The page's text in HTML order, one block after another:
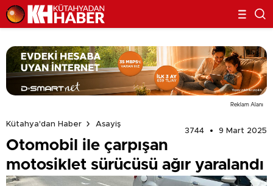
Reklam Alanı
Kütahya'dan Haber
Asayiş
3744
9 Mart 2025
Otomobil ile çarpışan
motosiklet sürücüsü ağır yaralandı